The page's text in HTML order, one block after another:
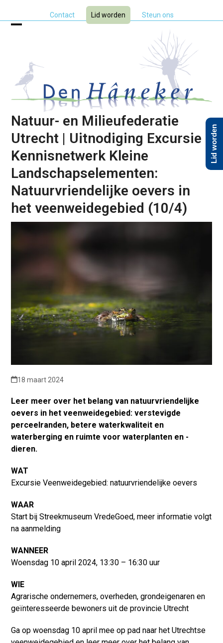
Contact Lid worden Steun ons
menu
menu
Natuur- en Milieufederatie
Utrecht | Uitnodiging Excursie
Kennisnetwerk Kleine
Landschapselementen:
Natuurvriendelijke oevers in
het veenweidegebied (10/4)
18 maart 2024
Leer meer over het belang van natuurvriendelijke
oevers in het veenweidegebied: verstevigde
perceelranden, betere waterkwaliteit en
waterberging en ruimte voor waterplanten en -
dieren.
WAT
Excursie Veenweidegebied: natuurvriendelijke oevers
WAAR
Start bij Streekmuseum VredeGoed, meer informatie volgt
na aanmelding
WANNEER
Woensdag 10 april 2024, 13:30 – 16:30 uur
WIE
Agrarische ondernemers, overheden, grondeigenaren en
geïnteresseerde bewoners uit de provincie Utrecht
Ga op woensdag 10 april mee op pad naar het Utrechtse
Lid worden